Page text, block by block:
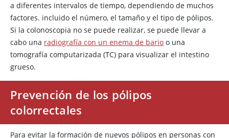
a diferentes intervalos de tiempo, dependiendo de muchos
factores. incluido el número, el tamaño y el tipo de pólipos.
Si la colonoscopia no se puede realizar, se puede llevar a
cabo una radiografía con un enema de bario o una
tomografía computarizada (TC) para visualizar el intestino
grueso.
Prevención de los pólipos
colorrectales
Para evitar la formación de nuevos pólipos en personas con